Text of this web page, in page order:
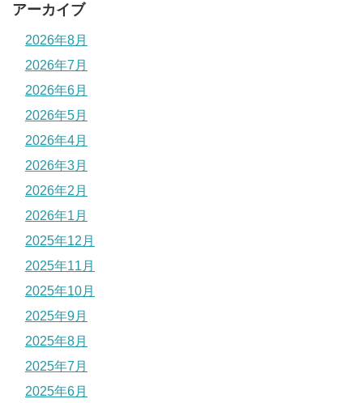
アーカイブ
2026年8月
2026年7月
2026年6月
2026年5月
2026年4月
2026年3月
2026年2月
2026年1月
2025年12月
2025年11月
2025年10月
2025年9月
2025年8月
2025年7月
2025年6月